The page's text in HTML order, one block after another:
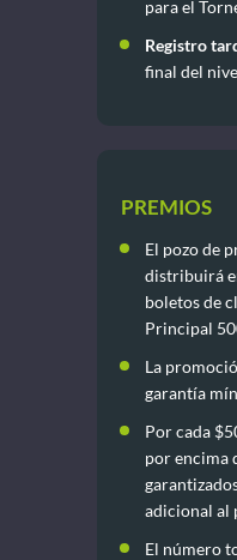
para el
Registro
final del
PREMIOS
El pozo de
distribuirá
boletos de
Principal
La
garantía
Por cada
por encima
adicional al
El número